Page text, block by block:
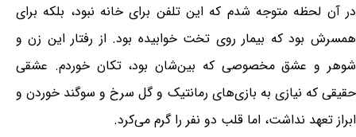
در آن لحظه متوجه شدم که این تلفن برای خانه نبود، بلکه برای
همسرش بود که بیمار روی تخت خوابیده بود. از رفتار این زن و
شوهر و عشق مخصوصی که بین‌شان بود، تکان خوردم. عشقی
حقیقی که نیازی به بازی‌های رمانتیک و گل سرخ و سوگند خوردن و
ابراز تعهد نداشت، اما قلب دو نفر را گرم می‌کرد.